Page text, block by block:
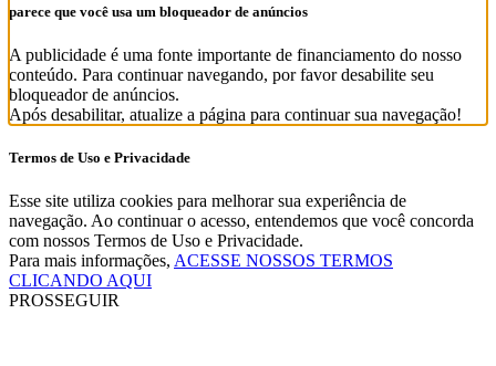
parece que você usa um bloqueador de anúncios
A publicidade é uma fonte importante de financiamento do nosso
conteúdo. Para continuar navegando, por favor desabilite seu
bloqueador de anúncios.
Após desabilitar, atualize a página para continuar sua navegação!
Termos de Uso e Privacidade
Esse site utiliza cookies para melhorar sua experiência de
navegação. Ao continuar o acesso, entendemos que você concorda
com nossos Termos de Uso e Privacidade.
Para mais informações, ACESSE NOSSOS TERMOS
CLICANDO AQUI
PROSSEGUIR